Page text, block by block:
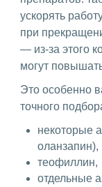
ускорять
при
— из-за этого
могут
Это особенно
точного
некоторые
оланзапин),
теофиллин,
отдельные